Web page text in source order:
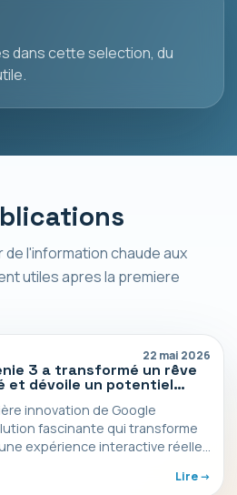
dans cette selection, du
l'information chaude aux
utiles apres la premiere
22 mai 2026
3 a transformé un rêve
et dévoile un potentiel
innovation de Google
fascinante qui transforme
expérience interactive réelle.
Lire ->